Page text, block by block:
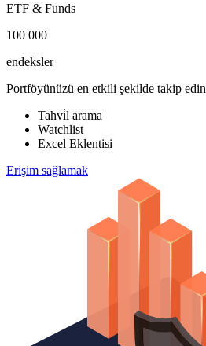
ETF & Funds
100 000
endeksler
Portföyünüzü en etkili şekilde takip edin
Tahvi̇l arama
Watchlist
Excel Eklentisi
Erişim sağlamak